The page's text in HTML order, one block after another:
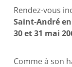
Rendez-vous
Saint-André
30 et 31 mai
Comme à son